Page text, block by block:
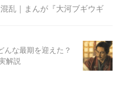
乱｜まんが『大河ブギウギ
んな最期を迎えた？
解説